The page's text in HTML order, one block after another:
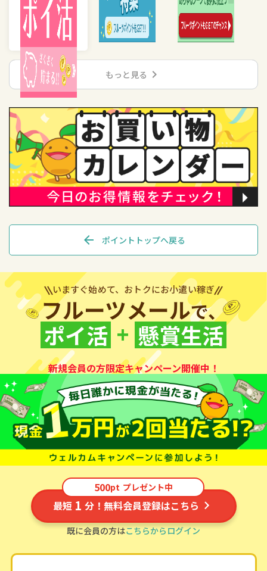
もっと見る chevron_right
arrow_back ポイントトップへ戻る
いますぐ始めて、おトクにお小遣い稼ぎ
フルーツメールで、
ポイ活 + 懸賞生活
新規会員の方限定キャンペーン開催中！
500pt プレゼント中
最短 1 分！無料会員登録はこちら
既に会員の方はこちらからログイン